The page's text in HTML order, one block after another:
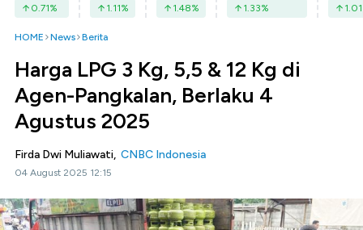
0.71% 1.11% 1.48% 1.33% 1.01
HOME News Berita
Harga LPG 3 Kg, 5,5 & 12 Kg di
Agen-Pangkalan, Berlaku 4
Agustus 2025
Firda Dwi Muliawati, CNBC Indonesia
04 August 2025 12:15